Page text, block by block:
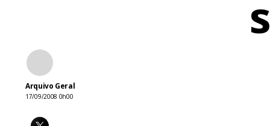
Arquivo Geral
17/09/2008 0h00